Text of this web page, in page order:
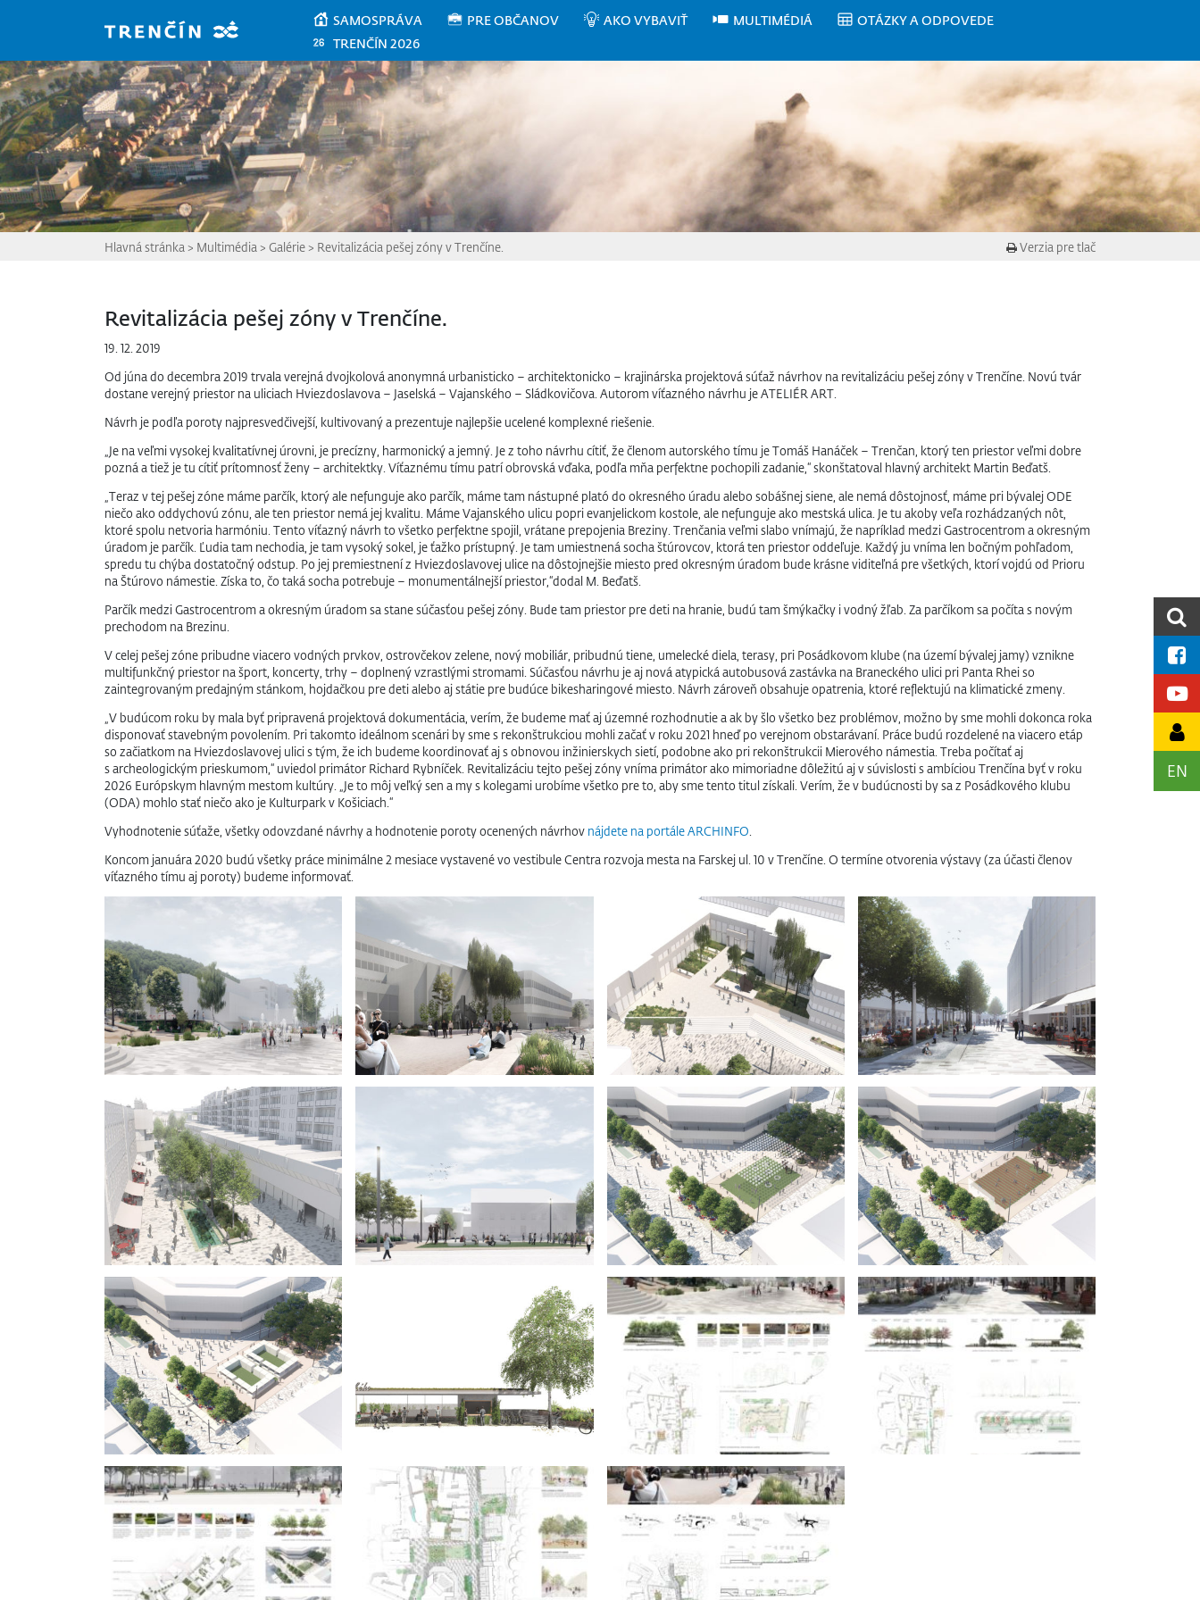
SAMOSPRÁVA PRE OBČANOV AKO VYBAVIŤ MULTIMÉDIÁ
OTÁZKY A ODPOVEDE
TRENČÍN 2026
EN
Hlavná stránka > Multimédia > Galérie> Revitalizácia pešej zóny v Trenčíne. Verzia pre tlač
Revitalizácia pešej zóny v Trenčíne.
19. 12. 2019
Od júna do decembra 2019 trvala verejná dvojkolová anonymná urbanisticko – architektonicko – krajinárska projektová súťaž návrhov na revitalizáciu pešej zóny v Trenčíne. Novú tvár
dostane verejný priestor na uliciach Hviezdoslavova – Jaselská – Vajanského – Sládkovičova. Autorom víťazného návrhu je ATELIÉR ART.
Návrh je podľa poroty najpresvedčivejší, kultivovaný a prezentuje najlepšie ucelené komplexné riešenie.
„Je na veľmi vysokej kvalitatívnej úrovni, je precízny, harmonický a jemný. Je z toho návrhu cítiť, že členom autorského tímu je Tomáš Hanáček – Trenčan, ktorý ten priestor veľmi dobre
pozná a tiež je tu cítiť prítomnosť ženy – architektky. Víťaznému tímu patrí obrovská vďaka, podľa mňa perfektne pochopili zadanie,“ skonštatoval hlavný architekt Martin Beďatš.
„Teraz v tej pešej zóne máme parčík, ktorý ale nefunguje ako parčík, máme tam nástupné plató do okresného úradu alebo sobášnej siene, ale nemá dôstojnosť, máme pri bývalej ODE
niečo ako oddychovú zónu, ale ten priestor nemá jej kvalitu. Máme Vajanského ulicu popri evanjelickom kostole, ale nefunguje ako mestská ulica. Je tu akoby veľa rozhádzaných nôt,
ktoré spolu netvoria harmóniu. Tento víťazný návrh to všetko perfektne spojil, vrátane prepojenia Breziny. Trenčania veľmi slabo vnímajú, že napríklad medzi Gastrocentrom a okresným
úradom je parčík. Ľudia tam nechodia, je tam vysoký sokel, je ťažko prístupný. Je tam umiestnená socha štúrovcov, ktorá ten priestor oddeľuje. Každý ju vníma len bočným pohľadom,
spredu tu chýba dostatočný odstup. Po jej premiestnení z Hviezdoslavovej ulice na dôstojnejšie miesto pred okresným úradom bude krásne viditeľná pre všetkých, ktorí vojdú od Prioru
na Štúrovo námestie. Získa to, čo taká socha potrebuje – monumentálnejší priestor,“dodal M. Beďatš.
Parčík medzi Gastrocentrom a okresným úradom sa stane súčasťou pešej zóny. Bude tam priestor pre deti na hranie, budú tam šmýkačky i vodný žľab. Za parčíkom sa počíta s novým
prechodom na Brezinu.
V celej pešej zóne pribudne viacero vodných prvkov, ostrovčekov zelene, nový mobiliár, pribudnú tiene, umelecké diela, terasy, pri Posádkovom klube (na území bývalej jamy) vznikne
multifunkčný priestor na šport, koncerty, trhy – doplnený vzrastlými stromami. Súčasťou návrhu je aj nová atypická autobusová zastávka na Braneckého ulici pri Panta Rhei so
zaintegrovaným predajným stánkom, hojdačkou pre deti alebo aj státie pre budúce bikesharingové miesto. Návrh zároveň obsahuje opatrenia, ktoré reflektujú na klimatické zmeny.
„V budúcom roku by mala byť pripravená projektová dokumentácia, verím, že budeme mať aj územné rozhodnutie a ak by šlo všetko bez problémov, možno by sme mohli dokonca roka
disponovať stavebným povolením. Pri takomto ideálnom scenári by sme s rekonštrukciou mohli začať v roku 2021 hneď po verejnom obstarávaní. Práce budú rozdelené na viacero etáp
so začiatkom na Hviezdoslavovej ulici s tým, že ich budeme koordinovať aj s obnovou inžinierskych sietí, podobne ako pri rekonštrukcii Mierového námestia. Treba počítať aj
s archeologickým prieskumom,“ uviedol primátor Richard Rybníček. Revitalizáciu tejto pešej zóny vníma primátor ako mimoriadne dôležitú aj v súvislosti s ambíciou Trenčína byť v roku
2026 Európskym hlavným mestom kultúry. „Je to môj veľký sen a my s kolegami urobíme všetko pre to, aby sme tento titul získali. Verím, že v budúcnosti by sa z Posádkového klubu
(ODA) mohlo stať niečo ako je Kulturpark v Košiciach.“
Vyhodnotenie súťaže, všetky odovzdané návrhy a hodnotenie poroty ocenených návrhov nájdete na portále ARCHINFO
Koncom januára 2020 budú všetky práce minimálne 2 mesiace vystavené vo vestibule Centra rozvoja mesta na Farskej ul. 10 v Trenčíne. O termíne otvorenia výstavy (za účasti členov
víťazného tímu aj poroty) budeme informovať.